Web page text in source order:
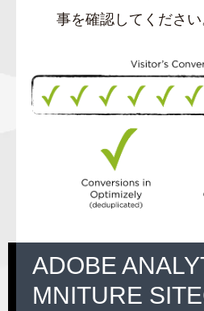
事を確認してください
ADOBE
MNITURE